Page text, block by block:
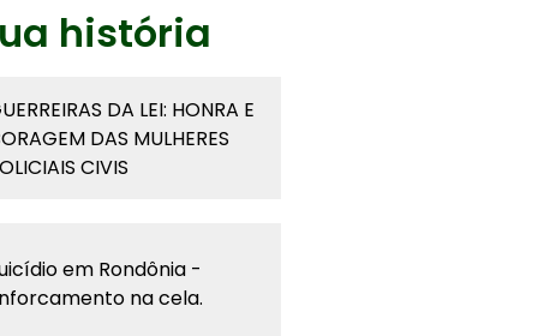
história
DA LEI: HONRA E
DAS MULHERES
CIVIS
em Rondônia -
na cela.